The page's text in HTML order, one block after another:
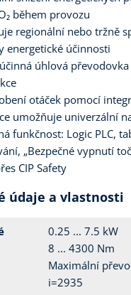
během provozu
regionální nebo tržně
energetické účinnosti
úhlová
otáček pomocí
umožňuje univerzální
funkčnost: Logic PLC,
„Bezpečné vypnutí
CIP Safety
údaje a vlastnosti
0.25 ... 7.5 kW
8 ... 4300 Nm
Maximální
i=2935